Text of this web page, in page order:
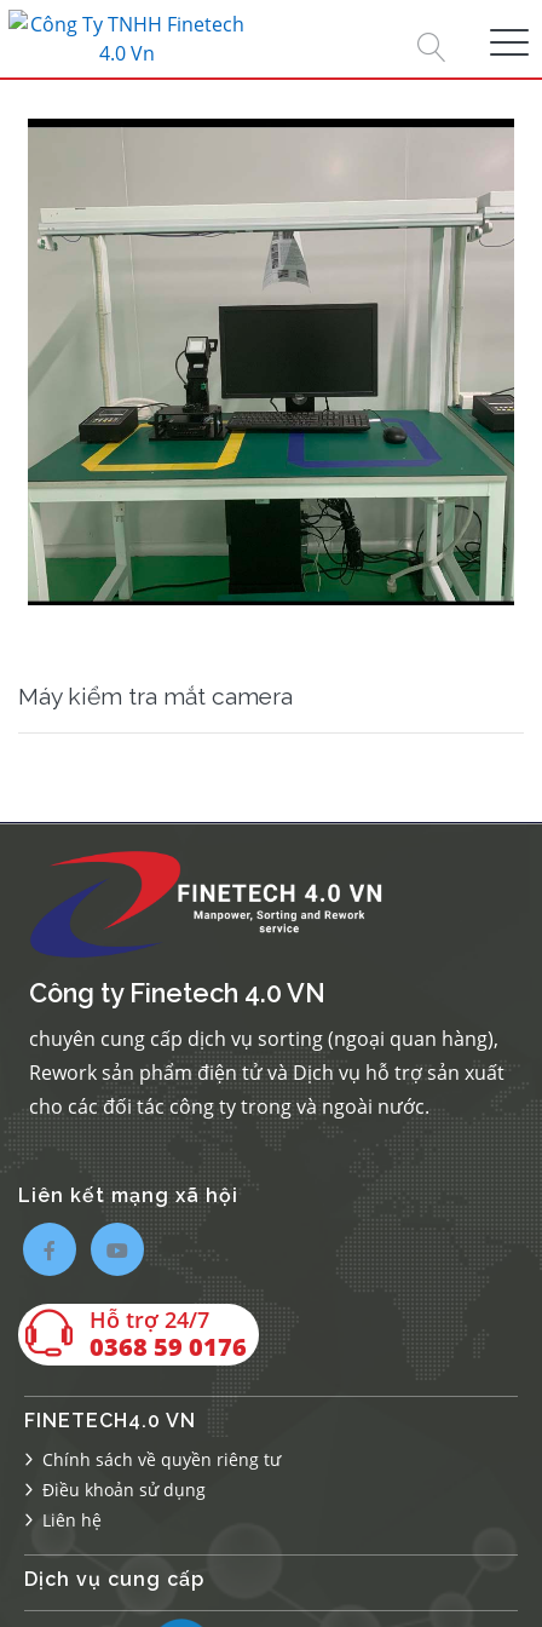
Máy kiểm tra mắt camera
Công ty Finetech 4.0 VN
chuyên cung cấp dịch vụ sorting (ngoại quan hàng),
Rework sản phẩm điện tử và Dịch vụ hỗ trợ sản xuất
cho các đối tác công ty trong và ngoài nước.
Liên kết mạng xã hội
Hỗ trợ 24/7
0368 59 0176
FINETECH4.0 VN
Chính sách về quyền riêng tư
Điều khoản sử dụng
Liên hệ
Dịch vụ cung cấp
0368 59 0176